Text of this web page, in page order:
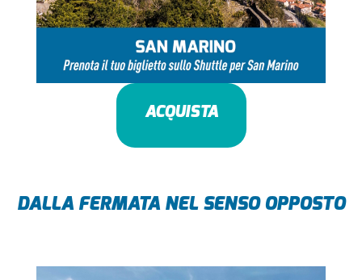
ACQUISTA
DALLA FERMATA NEL SENSO OPPOSTO